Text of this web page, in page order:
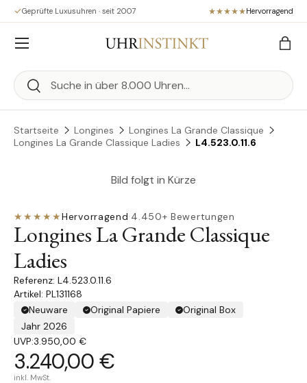
Direkt zum Inhalt
Geprüfte Luxusuhren · seit 2007 Hervorragend
Suchen
Suchen
Menü
Startseite Longines
Longines La Grande Classique
Longines La Grande Classique Ladies
L4.523.0.11.6
Bild folgt in Kürze
★★★★★Hervorragend·4.450+ Bewertungen
Longines La Grande Classique
Ladies
L4.523.0.11.6
Artikel: PL131168
Neuware
Original Papiere
Original Box
Jahr 2026
UVP:3.950,00 €
3.240,00 €
inkl. MwSt.